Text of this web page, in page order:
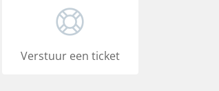
Verstuur een ticket